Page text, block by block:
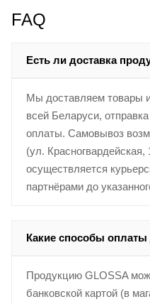
FAQ
Есть ли доставка
Мы доставляем товары
всей Беларуси,
оплаты. Самовывоз
(ул. Красногвардейская,
осуществляется
партнёрами до
Какие способы
Продукцию GLOSSA
банковской картой (в